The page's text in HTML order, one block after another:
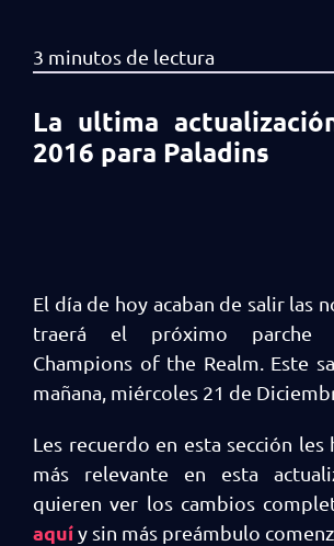
La ultima
2016 para Paladins
El día de hoy acaban de salir las
traerá el próximo parche
Champions of the Realm. Este
mañana, miércoles 21 de
Les recuerdo en esta sección les
más relevante en esta
quieren ver los cambios
aquíy sin más preámbulo